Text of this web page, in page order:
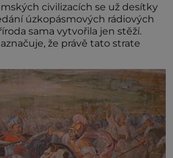
civilizacích se už desítky
úzkopásmových rádiových
sama vytvořila jen stěží.
že právě tato strate